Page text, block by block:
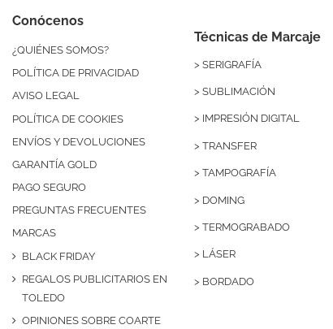
Conócenos
¿QUIÉNES SOMOS?
POLÍTICA DE PRIVACIDAD
AVISO LEGAL
POLÍTICA DE COOKIES
ENVÍOS Y DEVOLUCIONES
GARANTÍA GOLD
PAGO SEGURO
PREGUNTAS FRECUENTES
MARCAS
BLACK FRIDAY
REGALOS PUBLICITARIOS EN
TOLEDO
OPINIONES SOBRE COARTE
Técnicas de Marcaje
> SERIGRAFÍA
> SUBLIMACIÓN
> IMPRESIÓN DIGITAL
> TRANSFER
> TAMPOGRAFÍA
> DOMING
> TERMOGRABADO
> LÁSER
> BORDADO